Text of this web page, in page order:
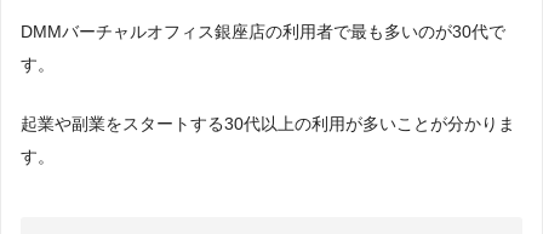
DMMバーチャルオフィス銀座店の利用者で最も多いのが30代で
す。
起業や副業をスタートする30代以上の利用が多いことが分かりま
す。